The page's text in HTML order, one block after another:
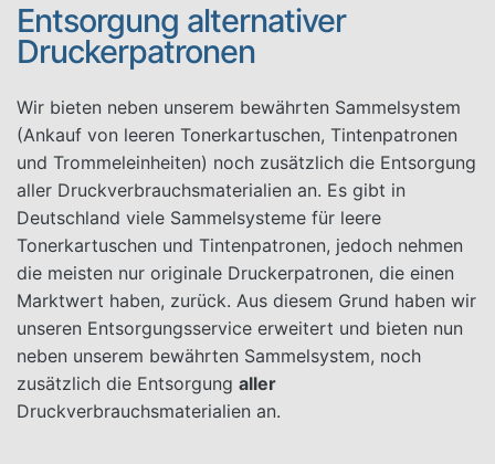
Entsorgung alternativer
Druckerpatronen
Wir bieten neben unserem bewährten Sammelsystem
(Ankauf von leeren Tonerkartuschen, Tintenpatronen
und Trommeleinheiten) noch zusätzlich die Entsorgung
aller Druckverbrauchsmaterialien an. Es gibt in
Deutschland viele Sammelsysteme für leere
Tonerkartuschen und Tintenpatronen, jedoch nehmen
die meisten nur originale Druckerpatronen, die einen
Marktwert haben, zurück. Aus diesem Grund haben wir
unseren Entsorgungsservice erweitert und bieten nun
neben unserem bewährten Sammelsystem, noch
zusätzlich die Entsorgung aller
Druckverbrauchsmaterialien an.